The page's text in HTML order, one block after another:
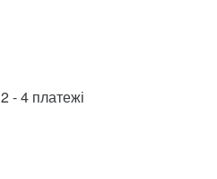
2 - 4 платежі